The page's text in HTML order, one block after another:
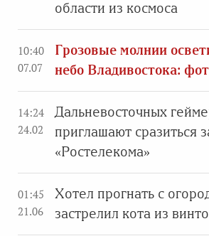
области из космоса
10:40
07.07
Грозовые молнии
небо Владивостока:
14:24
24.02
Дальневосточных
приглашают сразиться
«Ростелекома»
01:45
21.06
Хотел прогнать с
застрелил кота из